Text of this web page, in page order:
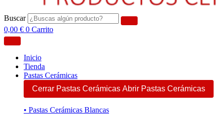
Buscar
0,00 € 0 Carrito
Inicio
Tienda
Pastas Cerámicas
Cerrar Pastas Cerámicas Abrir Pastas Cerámicas
• Pastas Cerámicas Blancas